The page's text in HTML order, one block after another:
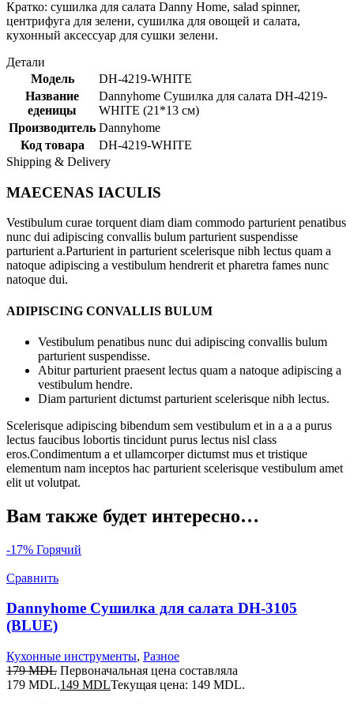
Кратко: сушилка для салата Danny Home, salad spinner,
центрифуга для зелени, сушилка для овощей и салата,
кухонный аксессуар для сушки зелени.
Детали
Модель
DH-4219-WHITE
Название
еденицы
Dannyhome Сушилка для салата DH-4219-
WHITE (21*13 cм)
Производитель Dannyhome
Код товара
DH-4219-WHITE
Shipping & Delivery
MAECENAS IACULIS
Vestibulum curae torquent diam diam commodo parturient penatibus
nunc dui adipiscing convallis bulum parturient suspendisse
parturient a.Parturient in parturient scelerisque nibh lectus quam a
natoque adipiscing a vestibulum hendrerit et pharetra fames nunc
natoque dui.
ADIPISCING CONVALLIS BULUM
Vestibulum penatibus nunc dui adipiscing convallis bulum
parturient suspendisse.
Abitur parturient praesent lectus quam a natoque adipiscing a
vestibulum hendre.
Diam parturient dictumst parturient scelerisque nibh lectus.
Scelerisque adipiscing bibendum sem vestibulum et in a a a purus
lectus faucibus lobortis tincidunt purus lectus nisl class
eros.Condimentum a et ullamcorper dictumst mus et tristique
elementum nam inceptos hac parturient scelerisque vestibulum amet
elit ut volutpat.
Вам также будет интересно…
-17% Горячий
Сравнить
Dannyhome Сушилка для салата DH-3105
(BLUE)
Кухонные инструменты, Разное
179MDL Первоначальная цена составляла
179 MDL.149 MDLТекущая цена: 149 MDL.